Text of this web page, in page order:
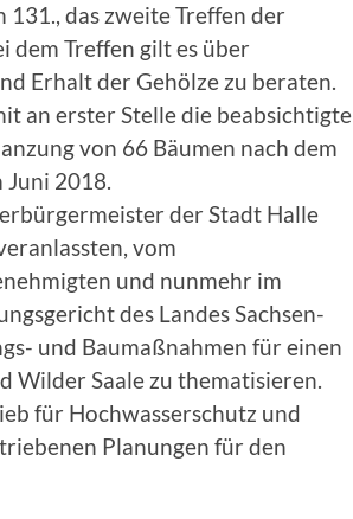
das zweite Treffen der
dem Treffen gilt es über
Erhalt der Gehölze zu beraten.
an erster Stelle die beabsichtigte
von 66 Bäumen nach dem
2018.
der Stadt Halle
vom
und nunmehr im
des Landes Sachsen-
und Baumaßnahmen für einen
Wilder Saale zu thematisieren.
für Hochwasserschutz und
Planungen für den